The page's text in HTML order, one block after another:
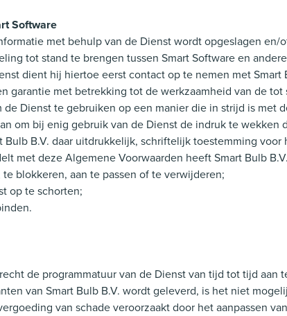
Software
met behulp van de Dienst wordt opgeslagen en/
tot stand te brengen tussen Smart Software en
dient hij hiertoe eerst contact op te nemen met
garantie met betrekking tot de werkzaamheid van de
Dienst te gebruiken op een manier die in strijd is met
om bij enig gebruik van de Dienst de indruk te wekken
Bulb B.V. daar uitdrukkelijk, schriftelijk toestemming voor
met deze Algemene Voorwaarden heeft Smart Bulb
blokkeren, aan te passen of te verwijderen;
op te schorten;
de programmatuur van de Dienst van tijd tot tijd
van Smart Bulb B.V. wordt geleverd, is het niet
van schade veroorzaakt door het aanpassen